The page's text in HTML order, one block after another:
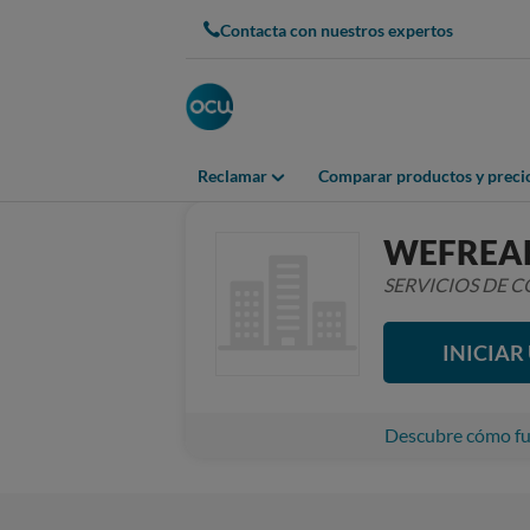
Contacta con nuestros expertos
Reclamar Comparar productos y
SERVICIOS DE
INICIAR
Descubre cómo